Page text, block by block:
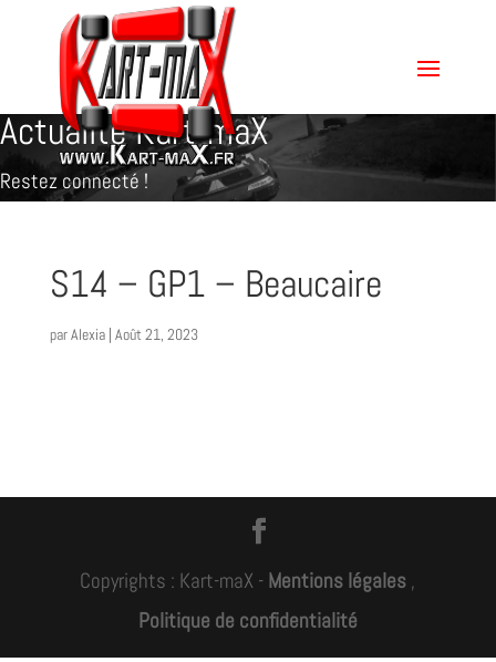
Actualité Kart-maX
Restez connecté !
S14 – GP1 – Beaucaire
parAlexia| Août 21, 2023
Copyrights : Kart-maX - Mentions légales ,
Politique de confidentialité